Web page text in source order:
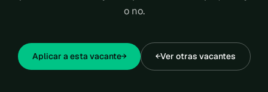
o no.
Aplicar a esta vacante→ ←Ver otras vacantes